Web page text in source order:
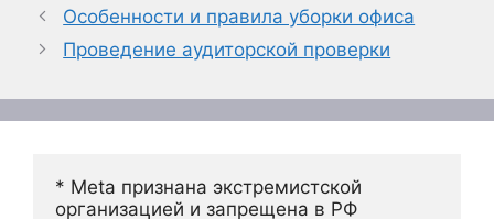
Особенности и правила уборки офиса
Проведение аудиторской проверки
* Meta признана экстремистской
организацией и запрещена в РФ